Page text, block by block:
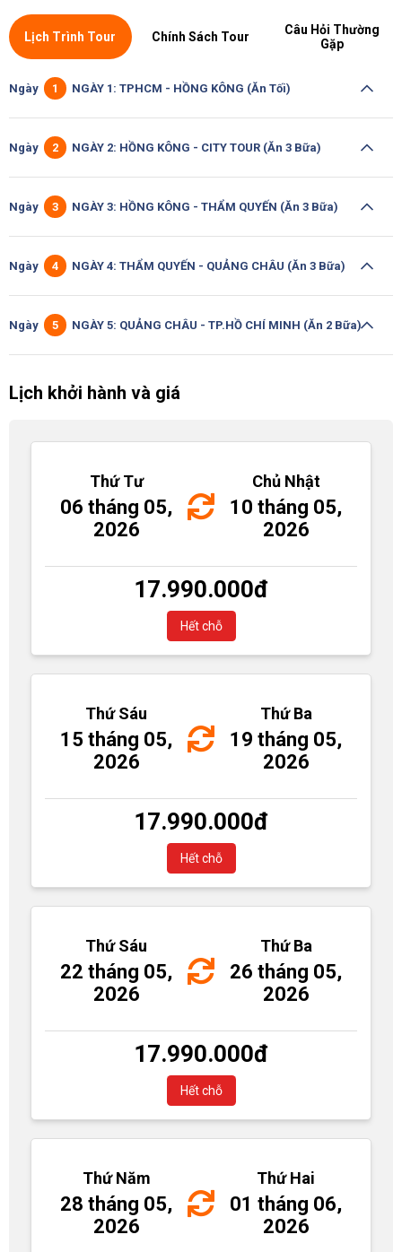
Lịch Trình Tour Chính Sách Tour
Câu Hỏi Thường
Gặp
Ngày 1 NGÀY 1: TPHCM - HỒNG KÔNG (Ăn Tối)
Ngày 2 NGÀY 2: HỒNG KÔNG - CITY TOUR (Ăn 3 Bữa)
Ngày 3 NGÀY 3: HỒNG KÔNG - THẨM QUYẾN (Ăn 3 Bữa)
Ngày 4 NGÀY 4: THẨM QUYẾN - QUẢNG CHÂU (Ăn 3 Bữa)
Ngày 5 NGÀY 5: QUẢNG CHÂU - TP.HỒ CHÍ MINH (Ăn 2 Bữa)
Lịch khởi hành và giá
Thứ Tư
06 tháng 05,
2026
Chủ Nhật
10 tháng 05,
2026
17.990.000đ
Hết chỗ
Thứ Sáu
15 tháng 05,
2026
Thứ Ba
19 tháng 05,
2026
17.990.000đ
Hết chỗ
Thứ Sáu
22 tháng 05,
2026
Thứ Ba
26 tháng 05,
2026
17.990.000đ
Hết chỗ
Thứ Năm
28 tháng 05,
2026
Thứ Hai
01 tháng 06,
2026